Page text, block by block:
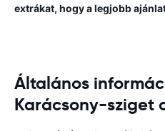
extrákat, hogy a legjobb
Általános
Karácsony-sziget